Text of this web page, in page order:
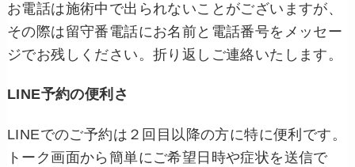
お電話は施術中で出られないことがございますが、
その際は留守番電話にお名前と電話番号をメッセー
ジでお残しください。折り返しご連絡いたします。
LINE予約の便利さ
LINEでのご予約は２回目以降の方に特に便利です。
トーク画面から簡単にご希望日時や症状を送信で